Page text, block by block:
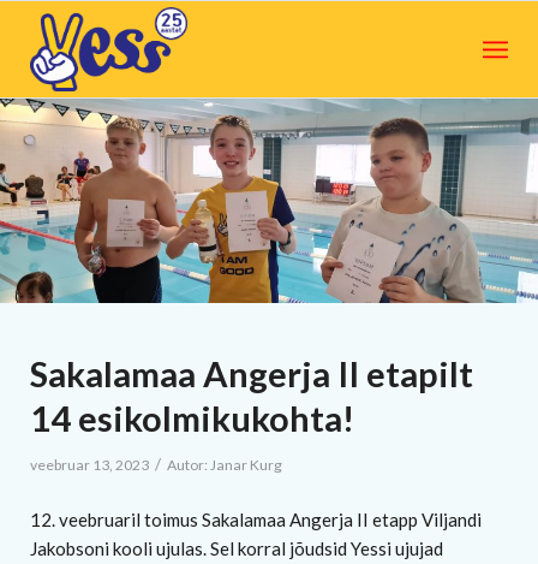
Sakalamaa Angerja II etapilt
14 esikolmikukohta!
veebruar 13, 2023 / Autor: Janar Kurg
12. veebruaril toimus Sakalamaa Angerja II etapp Viljandi
Jakobsoni kooli ujulas. Sel korral jõudsid Yessi ujujad